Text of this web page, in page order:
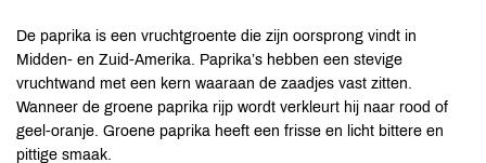
De paprika is een vruchtgroente die zijn oorsprong vindt in
Midden- en Zuid-Amerika. Paprika’s hebben een stevige
vruchtwand met een kern waaraan de zaadjes vast zitten.
Wanneer de groene paprika rijp wordt verkleurt hij naar rood of
geel-oranje. Groene paprika heeft een frisse en licht bittere en
pittige smaak.